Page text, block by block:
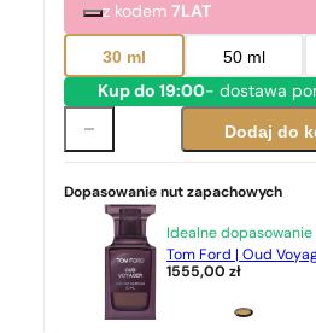
z kodem7LAT
30 ml 50 ml
Kup do 19:00- dostawa
Dodaj do
Dopasowanie nut zapachowych
Idealne dopasowanie
Tom Ford | Oud
1555,00zł